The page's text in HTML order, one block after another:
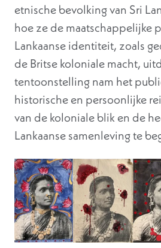
etnische bevolking van Sri
hoe ze de maatschappelijke
Lankaanse identiteit, zoals
de Britse koloniale macht,
tentoonstelling nam het
historische en persoonlijke
van de koloniale blik en de
Lankaanse samenleving te